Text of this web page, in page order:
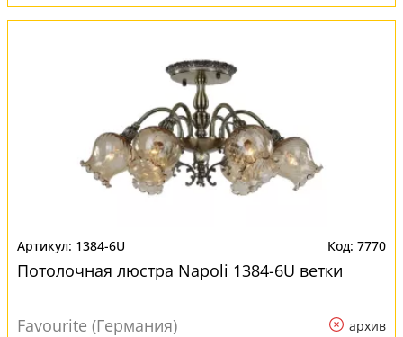
1384-6U 7770
Потолочная люстра Napoli 1384-6U ветки
Favourite (Германия) архив